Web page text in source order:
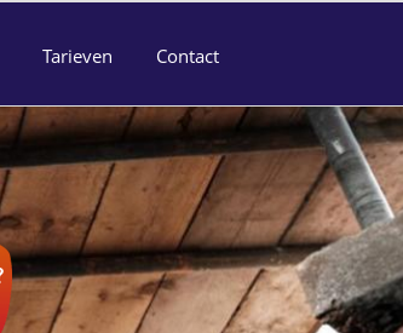
Tarieven Contact